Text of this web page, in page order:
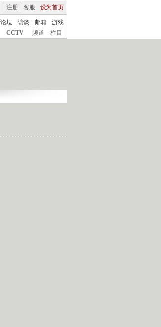
客服 设为首页
注册
论坛 访谈 邮箱
游戏
CCTV 频道 栏目